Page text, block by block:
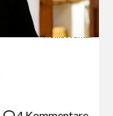
Tiemo Frantal